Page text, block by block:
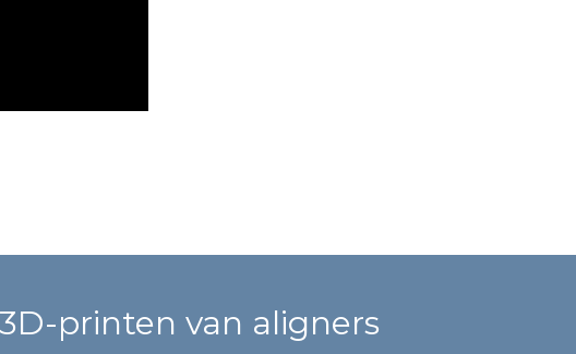
printen van aligners